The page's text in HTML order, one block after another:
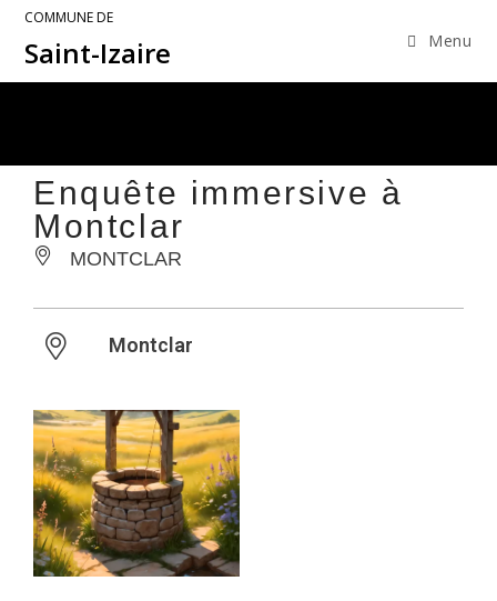
COMMUNE DE
Saint-Izaire Menu
Enquête immersive à
Montclar
MONTCLAR
Montclar